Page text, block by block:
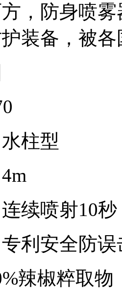
，防身喷
装备，被
柱型
续喷射10
利安全防
辣椒粹取